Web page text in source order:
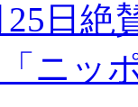
日絶
「ニッ